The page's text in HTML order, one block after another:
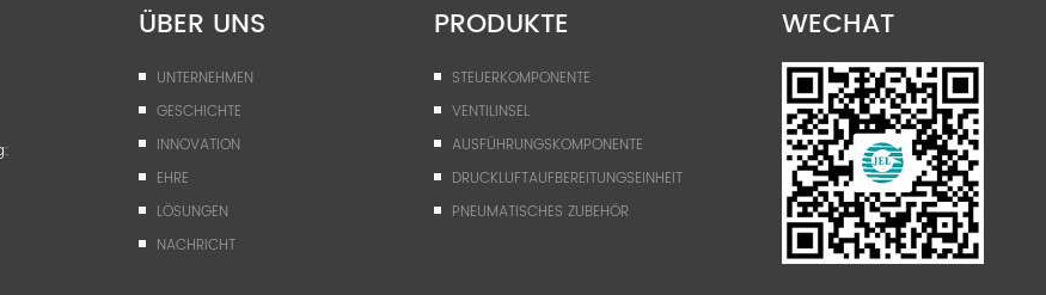
ÜBER UNS
UNTERNEHMEN
GESCHICHTE
INNOVATION
EHRE
LÖSUNGEN
NACHRICHT
PRODUKTE
STEUERKOMPONENTE
VENTILINSEL
AUSFÜHRUNGSKOMPONENTE
DRUCKLUFTAUFBEREITUNGSEINHEIT
PNEUMATISCHES ZUBEHÖR
WECHAT